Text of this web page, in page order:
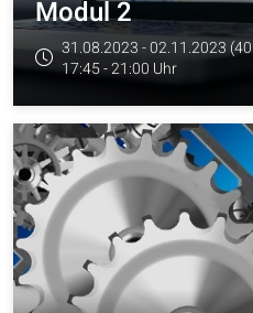
Modul 2
31.08.2023 - 02.11.2023 (40 U.-Std.)
17:45 - 21:00 Uhr